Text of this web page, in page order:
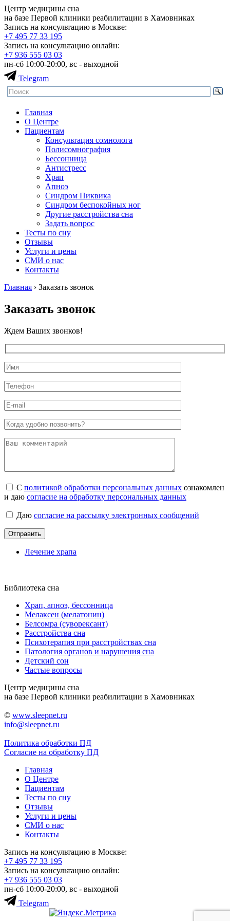
Центр медицины сна
на базе Первой клиники реабилитации в Хамовниках
Запись на консультацию в Москве:
+7 495 77 33 195
Запись на консультацию онлайн:
+7 936 555 03 03
пн-сб 10:00-20:00, вс - выходной
Telegram
Главная
О Центре
Пациентам
Консультация сомнолога
Полисомнография
Бессонница
Антистресс
Храп
Апноэ
Синдром Пиквика
Синдром беспокойных ног
Другие расстройства сна
Задать вопрос
Тесты по сну
Отзывы
Услуги и цены
СМИ о нас
Контакты
Главная › Заказать звонок
Заказать звонок
Ждем Ваших звонков!
C политикой обработки персональных данных ознакомлен
и даю согласие на обработку персональных данных
Даю согласие на рассылку электронных сообщений
Лечение храпа
Библиотека сна
Храп, апноэ, бессонница
Мелаксен (мелатонин)
Белсомра (суворексант)
Расстройства сна
Психотерапия при расстройствах сна
Патология органов и нарушения сна
Детский сон
Частые вопросы
Центр медицины сна
на базе Первой клиники реабилитации в Хамовниках
© www.sleepnet.ru
info@sleepnet.ru
Политика обработки ПД
Согласие на обработку ПД
Главная
О Центре
Пациентам
Тесты по сну
Отзывы
Услуги и цены
СМИ о нас
Контакты
Запись на консультацию в Москве:
+7 495 77 33 195
Запись на консультацию онлайн:
+7 936 555 03 03
пн-сб 10:00-20:00, вс - выходной
Telegram